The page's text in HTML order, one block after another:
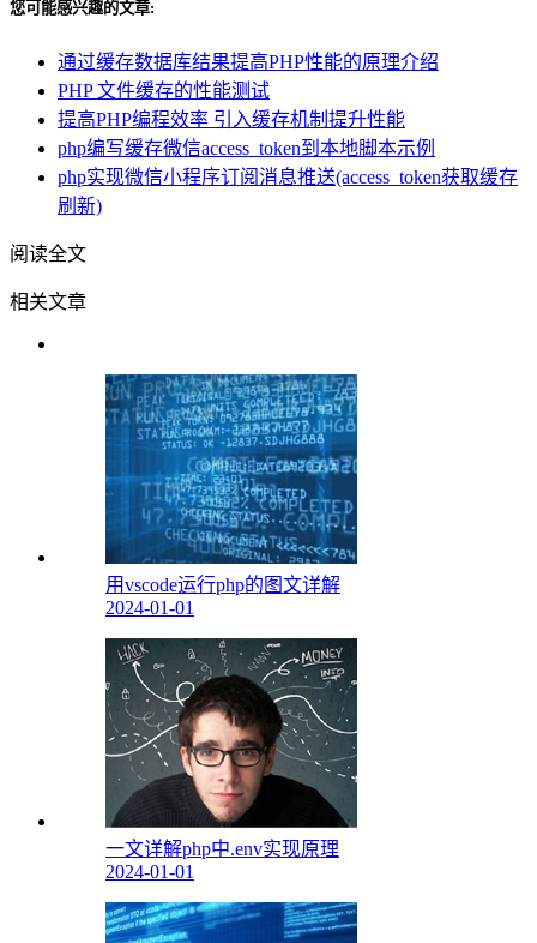
您可能感兴趣的文章:
通过缓存数据库结果提高PHP性能的原理介绍
PHP 文件缓存的性能测试
提高PHP编程效率 引入缓存机制提升性能
php编写缓存微信access_token到本地脚本示例
php实现微信小程序订阅消息推送(access_token获取缓存
刷新)
阅读全文
相关文章
用vscode运行php的图文详解
2024-01-01
一文详解php中.env实现原理
2024-01-01